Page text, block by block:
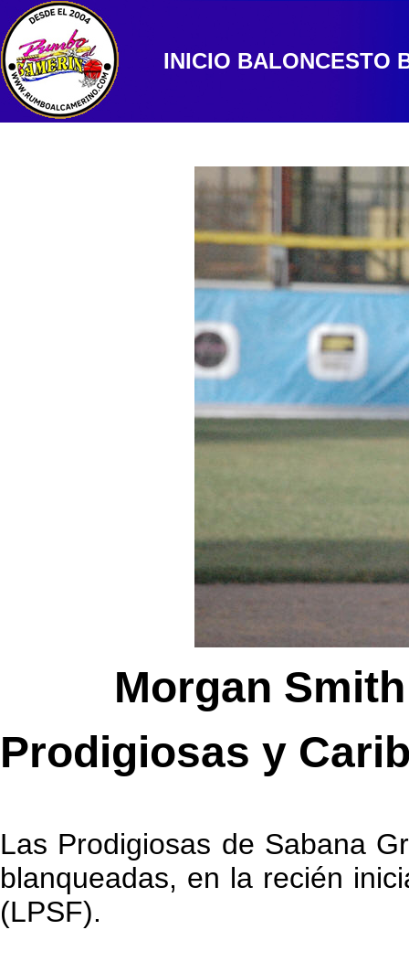
INICIO BALONCESTO
Morgan
Prodigiosas y
Las Prodigiosas de Sabana
blanqueadas, en la recién
(LPSF).